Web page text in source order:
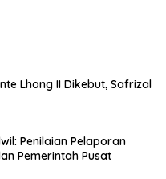
Lhong II Dikebut, Safrizal
Penilaian Pelaporan
Pemerintah Pusat